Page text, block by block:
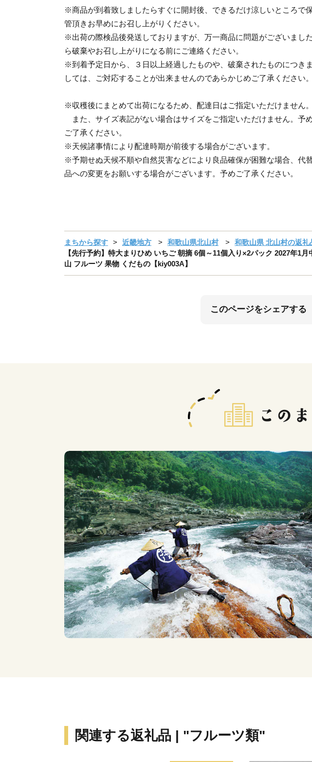
※商品が到着致しましたらすぐに開封後、できるだけ涼しいところで
管頂きお早めにお召し上がりください。
※出荷の際検品後発送しておりますが、万一商品に問題がございました
ら破棄やお召し上がりになる前にご連絡ください。
※到着予定日から、３日以上経過したものや、破棄されたものにつきま
しては、ご対応することが出来ませんのであらかじめご了承ください。
※収穫後にまとめて出荷になるため、配達日はご指定いただけません。
また、サイズ表記がない場合はサイズをご指定いただけません。予
ご了承ください。
※天候諸事情により配達時期が前後する場合がございます。
※予期せぬ天候不順や自然災害などにより良品確保が困難な場合、代
品への変更をお願いする場合がございます。予めご了承ください。
まちから探す 近畿地方 和歌山県北山村
和歌山県 北山村の返礼
【先行予約】特大まりひめ いちご 朝摘 6個～11個入り×2パック 2027年1
山 フルーツ 果物 くだもの【kiy003A】
このページをシェアする
関連する返礼品 | "フルーツ類"